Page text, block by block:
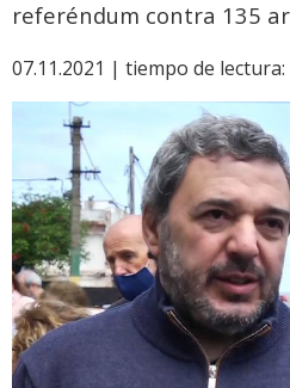
referéndum contra 135
07.11.2021 | tiempo de lectura: